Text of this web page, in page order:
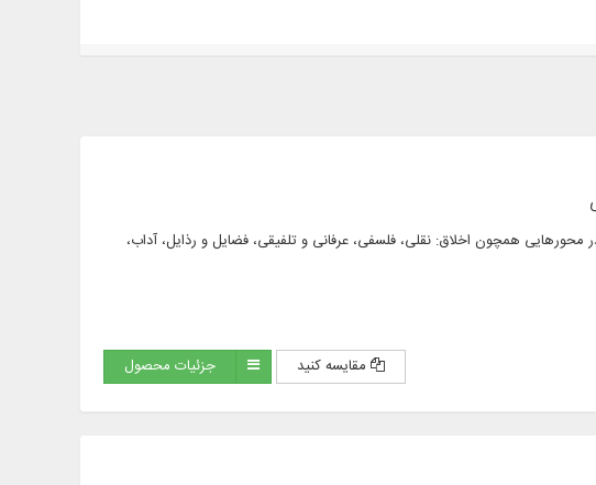
و فارسی، در محورهایی همچون اخلاق: نقلی، فلسفی، عرفانی و تلفیقی، فضایل و رذایل، آداب،
مقایسه کنید جزئیات محصول